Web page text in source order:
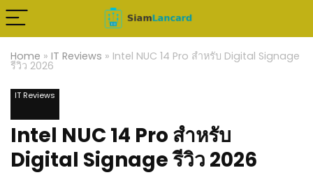
Home » IT Reviews » Intel NUC 14 Pro สำหรับ Digital Signage
รีวิว 2026
IT Reviews
Intel NUC 14 Pro สำหรับ
Digital Signage รีวิว 2026